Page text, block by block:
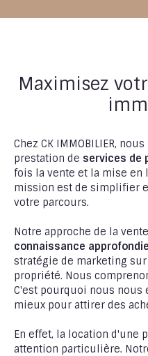
Maximisez
Chez CK IMMOBILIER,
prestation de services de
fois la vente et la mise en
mission est de simplifier
votre parcours.
Notre approche de la
connaissance
stratégie de marketing
propriété. Nous
C'est pourquoi nous nous
mieux pour attirer des
En effet, la location d'une
attention particulière.